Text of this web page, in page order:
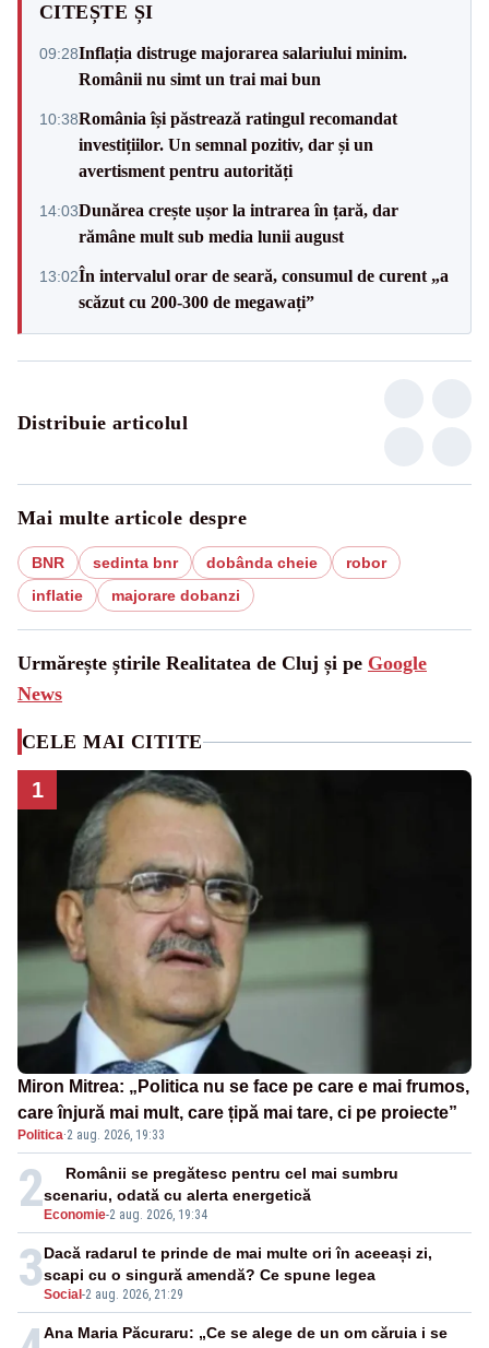
CITEȘTE ȘI
09:28Inflația distruge majorarea salariului minim.
Românii nu simt un trai mai bun
10:38România își păstrează ratingul recomandat
investițiilor. Un semnal pozitiv, dar și un
avertisment pentru autorități
14:03Dunărea crește ușor la intrarea în țară, dar
rămâne mult sub media lunii august
13:02În intervalul orar de seară, consumul de curent „a
scăzut cu 200-300 de megawați”
Distribuie articolul
Mai multe articole despre
BNR sedinta bnr dobânda cheie
robor
inflatie
majorare dobanzi
Urmărește știrile Realitatea de Cluj și pe Google
News
CELE MAI CITITE
1
Miron Mitrea: „Politica nu se face pe care e mai frumos,
care înjură mai mult, care țipă mai tare, ci pe proiecte”
Politica·2 aug. 2026, 19:33
2Economie-2 aug. 2026, 19:34
Românii se pregătesc pentru cel mai sumbru
scenariu, odată cu alerta energetică
3Social-2 aug. 2026, 21:29
Dacă radarul te prinde de mai multe ori în aceeași zi,
scapi cu o singură amendă? Ce spune legea
Ana Maria Păcuraru: „Ce se alege de un om căruia i se